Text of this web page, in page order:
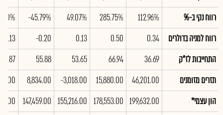
רווח נקי ב-%
112.96%
285.75%
49.07%
-45.79%
רווח למניה בדולרים
0.34
0.50
0.13
-0.20
-0.13
התחייבות לז"ק
36.69
66.94
53.65
55.88
34.87
תזרים מזומנים
46,201.00
15,880.00
-3,018.00
8,834.00
הון עצמי*
199,632.00
178,553.00
155,216.00
147,459.00